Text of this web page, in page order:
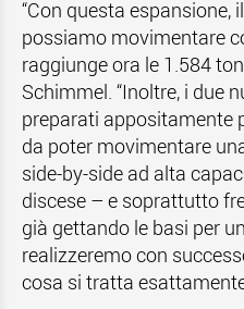
“Con questa espansione,
possiamo movimentare
raggiunge ora le 1.584
Schimmel. “Inoltre, i due
preparati appositamente
da poter movimentare
side-by-side ad alta
discese – e soprattutto
già gettando le basi per
realizzeremo con
cosa si tratta